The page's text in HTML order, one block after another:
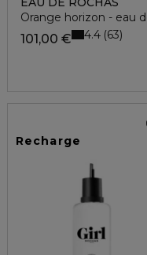
Orange horizon - eau
101,00 € 4.4 63
Recharge